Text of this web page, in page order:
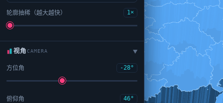
轮廓抽稀（越大越快） 1×
视角CAMERA ▶
方位角 -28°
俯仰角 46°